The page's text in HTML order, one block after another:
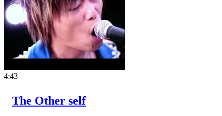
4:43
The Other self